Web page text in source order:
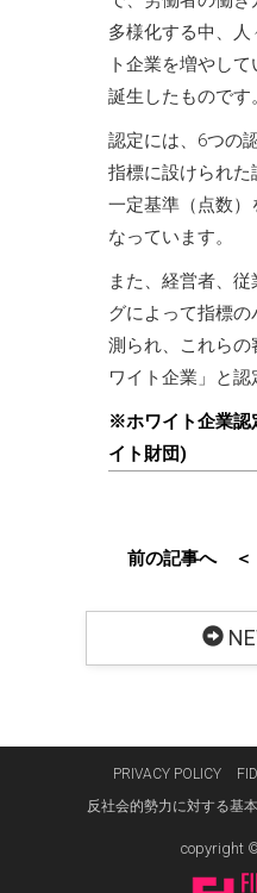
多様化する中、
ト企業を増やし
誕生したものです
認定には、6つの
指標に設けられた
一定基準（点数）
なっています。
また、経営者、
グによって指標の
測られ、これら
ワイト企業」と認
※ホワイト企業認
イト財団)
前の記事へ ＜
PRIVACY POLICY
反社会的勢力に対する基
copyright